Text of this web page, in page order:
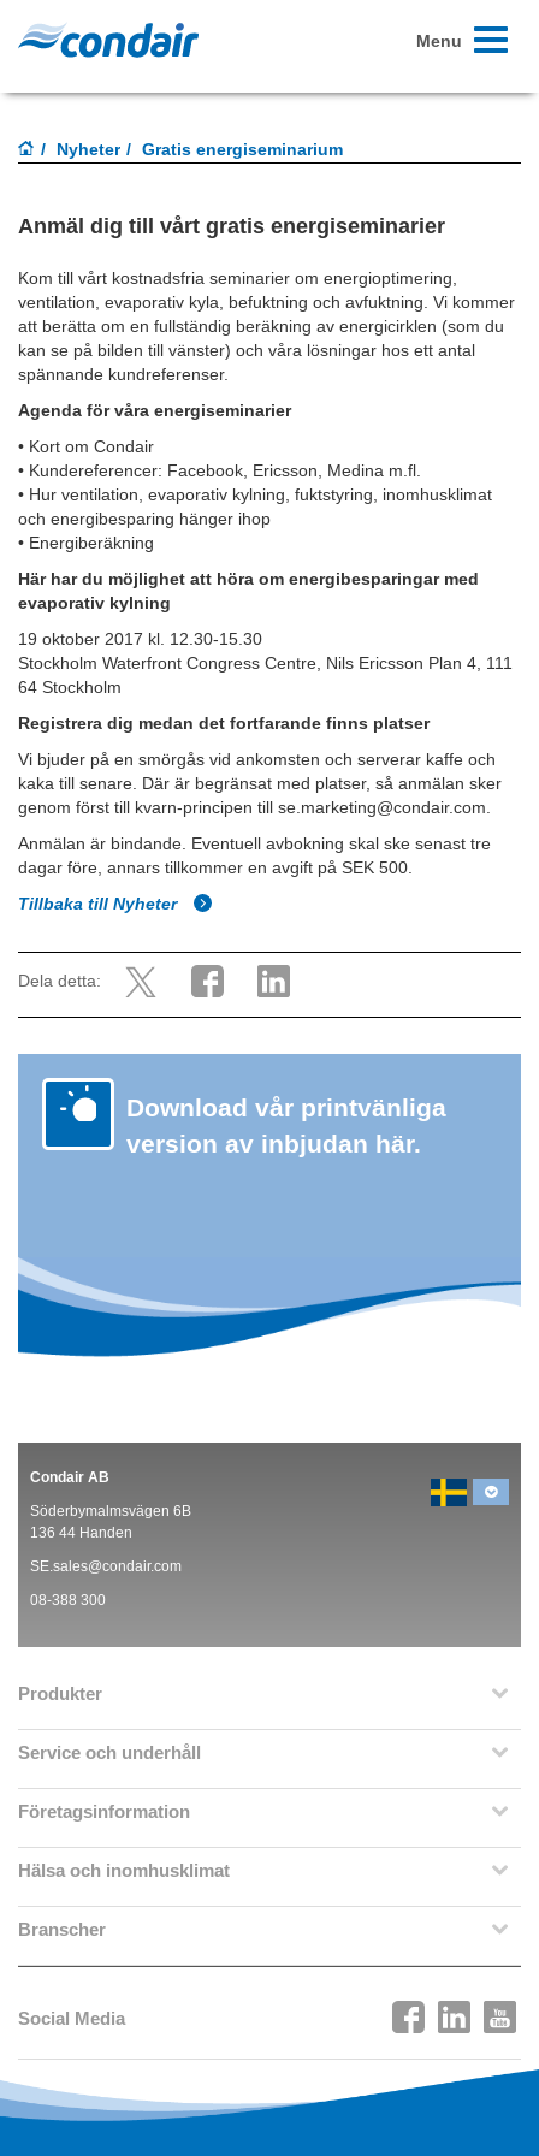
Toggle
Menu
Nyheter Gratis energiseminarium
Anmäl dig till vårt gratis energiseminarier
Kom till vårt kostnadsfria seminarier om energioptimering,
ventilation, evaporativ kyla, befuktning och avfuktning. Vi kommer
att berätta om en fullständig beräkning av energicirklen (som du
kan se på bilden till vänster) och våra lösningar hos ett antal
spännande kundreferenser.
Agenda för våra energiseminarier
• Kort om Condair
• Kundereferencer: Facebook, Ericsson, Medina m.fl.
• Hur ventilation, evaporativ kylning, fuktstyring, inomhusklimat
och energibesparing hänger ihop
• Energiberäkning
Här har du möjlighet att höra om energibesparingar med
evaporativ kylning
19 oktober 2017 kl. 12.30-15.30
Stockholm Waterfront Congress Centre, Nils Ericsson Plan 4, 111
64 Stockholm
Registrera dig medan det fortfarande finns platser
Vi bjuder på en smörgås vid ankomsten och serverar kaffe och
kaka till senare. Där är begränsat med platser, så anmälan sker
genom först till kvarn-principen till se.marketing@condair.com
Anmälan är bindande. Eventuell avbokning skal ske senast tre
dagar före, annars tillkommer en avgift på SEK 500.
Tillbaka till Nyheter
Dela detta:
Download vår printvänliga
version av inbjudan här.
Condair AB
Söderbymalmsvägen 6B
136 44 Handen
SE.sales@condair.com
08-388 300
Produkter
Service och underhåll
Företagsinformation
Hälsa och inomhusklimat
Branscher
Social Media